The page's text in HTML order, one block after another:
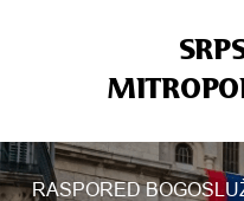
RASPORED